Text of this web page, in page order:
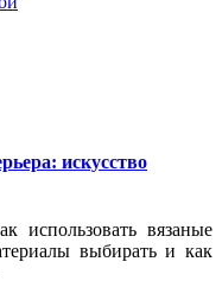
искусство
использовать вязаные
выбирать и как